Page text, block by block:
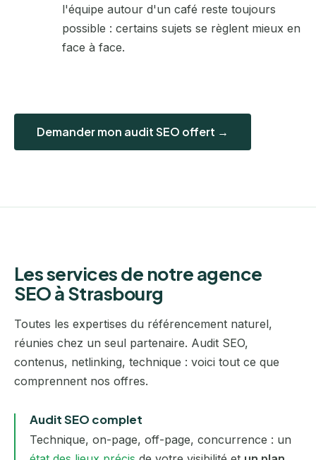
l'équipe autour d'un café reste toujours
possible : certains sujets se règlent mieux en
face à face.
Demander mon audit SEO offert →
Les services de notre agence
SEO à Strasbourg
Toutes les expertises du référencement naturel,
réunies chez un seul partenaire. Audit SEO,
contenus, netlinking, technique : voici tout ce que
comprennent nos offres.
Audit SEO complet
Technique, on-page, off-page, concurrence : un